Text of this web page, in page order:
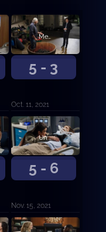
5 - 3
Medida de inteligencia.
Oct. 11, 2021
5 - 6
Un corazón.
Nov. 15, 2021